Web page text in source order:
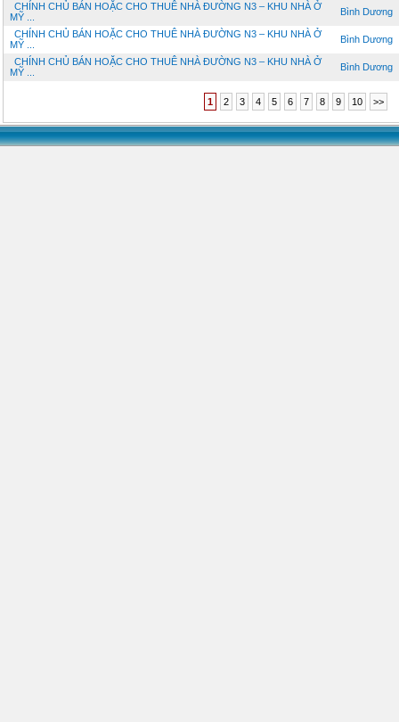
CHÍNH CHỦ BÁN HOẶC CHO THUÊ NHÀ ĐƯỜNG N3 – KHU NHÀ Ở
MỸ ...
Bình Dương
CHÍNH CHỦ BÁN HOẶC CHO THUÊ NHÀ ĐƯỜNG N3 – KHU NHÀ Ở
MỸ ...
Bình Dương
CHÍNH CHỦ BÁN HOẶC CHO THUÊ NHÀ ĐƯỜNG N3 – KHU NHÀ Ở
MỸ ...
Bình Dương
1 2 3 4 5 6 7 8 9 10 >>